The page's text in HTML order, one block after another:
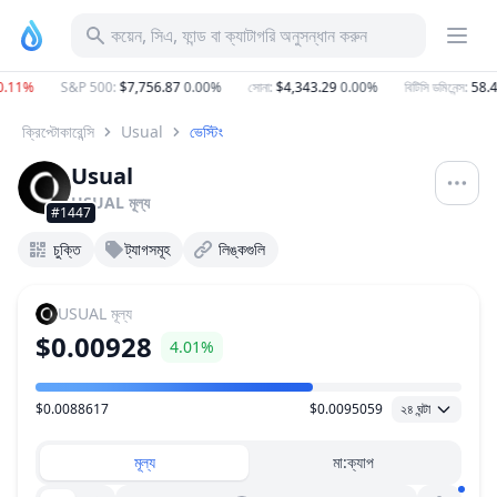
কয়েন, সিএ, ফান্ড বা ক্যাটাগরি অনুসন্ধান করুন
S&P 500:$7,756.870.00% সোনা:$4,343.290.00% বিটিসি ডমিনেন্স:
ক্রিপ্টোকারেন্সি Usual ভেস্টিং
#1447
Usual
USUAL মূল্য
চুক্তি ট্যাগসমূহ লিঙ্কগুলি
USUAL মূল্য
$0.00928 4.01%
মূল্য পরিসীমা
$0.0088617 $0.0095059 ২৪ ঘন্টা
মূল্য মা:ক্যাপ